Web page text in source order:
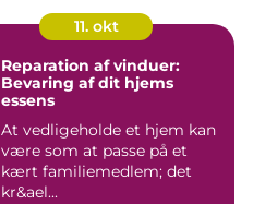
11. okt
Reparation af vinduer:
Bevaring af dit hjems
essens
At vedligeholde et hjem kan
være som at passe på et
kært familiemedlem; det
kr&ael...